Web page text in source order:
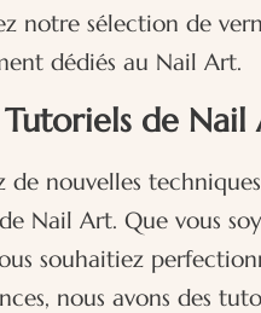
notre sélection de
dédiés au Nail Art.
Tutoriels de Nail
de nouvelles
Nail Art. Que vous
souhaitiez
nous avons des